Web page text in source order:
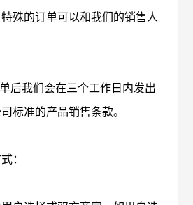
殊的订单可以和我们的销售人
我们会在三个工作日内发出
标准的产品销售条款。
：